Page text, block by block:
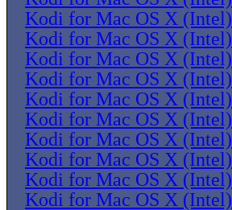
Kodi for Mac OS X (Intel)
Kodi for Mac OS X (Intel)
Kodi for Mac OS X (Intel)
Kodi for Mac OS X (Intel)
Kodi for Mac OS X (Intel)
Kodi for Mac OS X (Intel)
Kodi for Mac OS X (Intel)
Kodi for Mac OS X (Intel)
Kodi for Mac OS X (Intel)
Kodi for Mac OS X (Intel)